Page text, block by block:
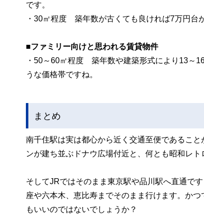
です。
・30㎡程度 築年数が古くても良ければ7万円台
■ファミリー向けと思われる賃貸物件
・50～60㎡程度 築年数や建築形式により13～
うな価格帯ですね。
まとめ
南千住駅は実は都心から近く交通至便であるこ
ンが建ち並ぶドナウ広場付近と、何とも昭和レ
そしてJRではそのまま東京駅や品川駅へ直通で
座や六本木、恵比寿までそのまま行けます。か
もいいのではないでしょうか？